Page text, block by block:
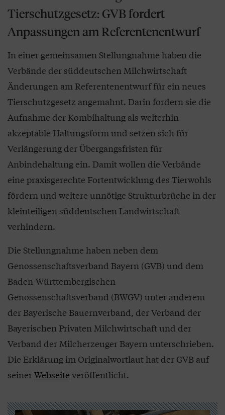
Tierschutzgesetz: GVB fordert
Anpassungen am Referentenentwurf
In einer gemeinsamen Stellungnahme haben die
Verbände der süddeutschen Milchwirtschaft
Änderungen am Referentenentwurf für ein neues
Tierschutzgesetz angemahnt. Darin fordern sie die
Aufnahme der Kombihaltung als weiterhin
akzeptable Haltungsform und setzen sich für
Verlängerung der Übergangsfristen für
Anbindehaltung ein. Damit wollen die Verbände
eine praxisgerechte Fortentwicklung des Tierwohls
fördern und weitere unnötige Strukturbrüche in der
kleinteiligen süddeutschen Landwirtschaft
verhindern.
Die Stellungnahme haben neben dem
Genossenschaftsverband Bayern (GVB) und dem
Baden-Württembergischen
Genossenschaftsverband (BWGV) unter anderem
der Bayerische Bauernverband, der Verband der
Bayerischen Privaten Milchwirtschaft und der
Verband der Milcherzeuger Bayern unterschrieben.
Die Erklärung im Originalwortlaut hat der GVB auf
seinerWebseite veröffentlicht.